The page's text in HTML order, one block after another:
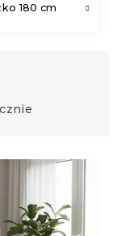
180 cm